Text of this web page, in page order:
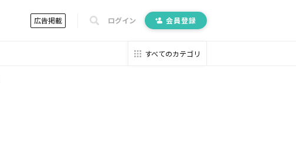
広告掲載 ログイン 会員登録
すべてのカテゴリ